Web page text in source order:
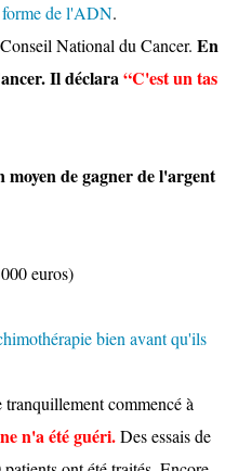
forme de l'ADN.
National du Cancer. En
Il déclara“C'est un tas
de gagner de l'argent
euros)
bien avant qu'ils
commencé à
n'a été guéri.Des essais de